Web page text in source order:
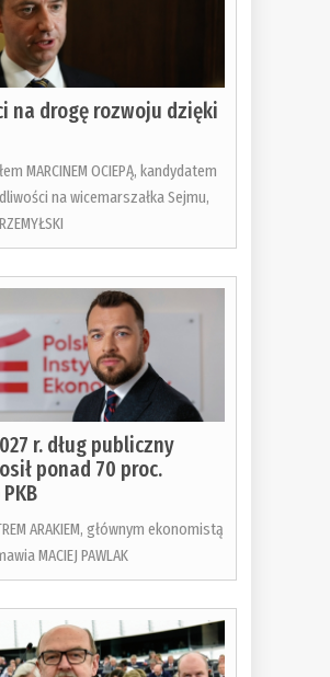
na drogę rozwoju dzięki
MARCINEM OCIEPĄ, kandydatem
na wicemarszałka Sejmu,
r. dług publiczny
ponad 70 proc.
ARAKIEM, głównym ekonomistą
MACIEJ PAWLAK